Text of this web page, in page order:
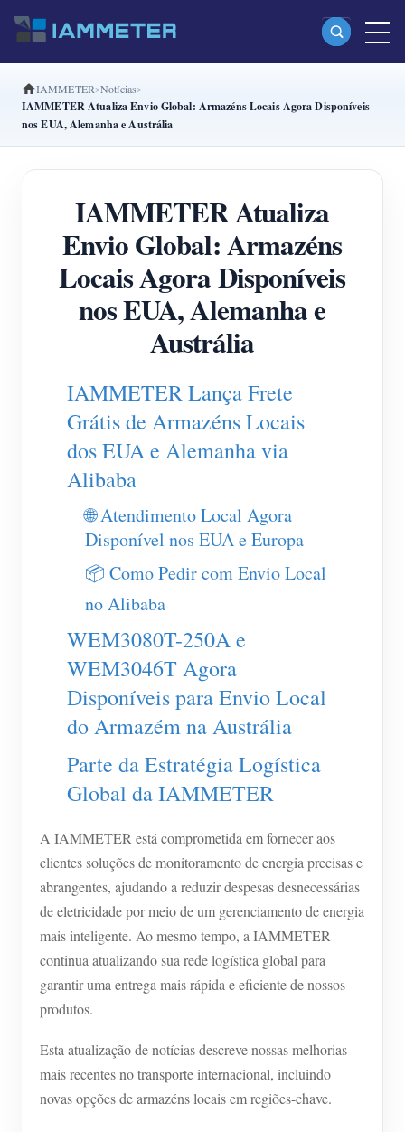
Produtos
Fase dividida Medidor de energia Wi-Fi (WEM2067)
Trifásico Medidor de energia Wi-Fi (WEM3080T)
Trifásico Medidor de energia Wi-Fi (WEM3046T)
Trifásico Medidor de energia Wi-Fi (WEM3050T)
Controlador de potência WiFi
IAMMETER Cloud Pro
Carregador EV
IAMMETER Simulator
Medidor virtual
Sistema de previsão e simulação de energia
Aplicações
Sistema de controle de aquecedor FV
Automação residencial
Monitoramento de energia da fábrica
Loja
Recursos
Início rápido do produto
Documento
Vídeo tutorial
FAQ
Notícias
Blog
Comunidade
Programa de contribuidores
Centro de contribuidores
Atividades IAMMETER
App Loja
Explorar site
Ranking FV
Soluções
IAMMETER Notícias
IAMMETER Atualiza Envio Global: Armazéns Locais Agora Disponíveis
nos EUA, Alemanha e Austrália
IAMMETER Atualiza
Envio Global: Armazéns
Locais Agora Disponíveis
nos EUA, Alemanha e
Austrália
IAMMETER Lança Frete
Grátis de Armazéns Locais
dos EUA e Alemanha via
Alibaba
🌐 Atendimento Local Agora
Disponível nos EUA e Europa
📦 Como Pedir com Envio Local
no Alibaba
WEM3080T-250A e
WEM3046T Agora
Disponíveis para Envio Local
do Armazém na Austrália
Parte da Estratégia Logística
Global da IAMMETER
A IAMMETER está comprometida em fornecer aos
clientes soluções de monitoramento de energia precisas e
abrangentes, ajudando a reduzir despesas desnecessárias
de eletricidade por meio de um gerenciamento de energia
mais inteligente. Ao mesmo tempo, a IAMMETER
continua atualizando sua rede logística global para
garantir uma entrega mais rápida e eficiente de nossos
produtos.
Esta atualização de notícias descreve nossas melhorias
mais recentes no transporte internacional, incluindo
novas opções de armazéns locais em regiões-chave.